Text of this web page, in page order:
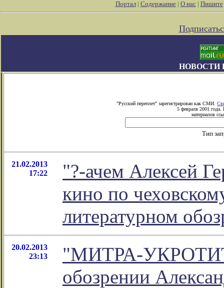
Портал| Содержание| О нас| Пишите
НОВОСТИ
"Русский переплет" зарегистрирован как СМИ.
5 февраля 2001 года.
материалов
Тип
21.02.2013
17:22
"?-ачем Алексей
кино по
литературном
20.02.2013
23:13
"МИТРА-
обозрении